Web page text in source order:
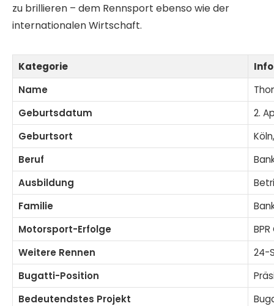
zu brillieren – dem Rennsport ebenso wie der
internationalen Wirtschaft.
Kategorie
Name
Geburtsdatum
2.
Geburtsort
Beruf
Ausbildung
Familie
Motorsport-Erfolge
Weitere Rennen
24-
Bugatti-Position
Bedeutendstes Projekt